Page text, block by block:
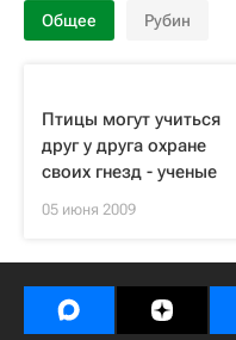
Общее Рубин
Птицы могут учиться
друг у друга охране
своих гнезд - ученые
05 июня 2009